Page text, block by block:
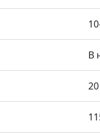
В
20